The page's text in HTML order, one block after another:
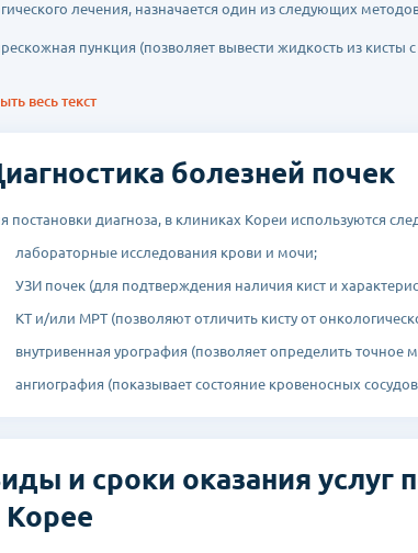
лечения, назначается один из следующих
пункция (позволяет вывести жидкость из кисты
в клиниках Кореи всегда проходит на высшем уровне
весь текст
болезней почек
постановки диагноза, в клиниках Кореи используются
исследования крови и мочи;
почек (для подтверждения наличия кист и
и/или МРТ (позволяют отличить кисту от
урография (позволяет определить точное
(показывает состояние кровеносных
и сроки оказания услуг
Корее